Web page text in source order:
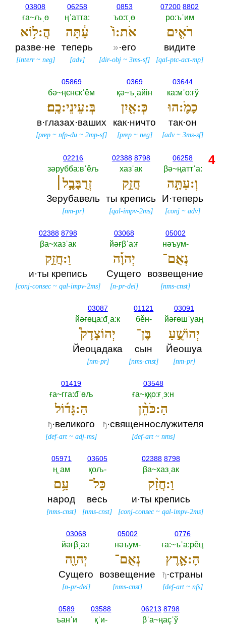
07200 8802
ро:ъˈим
רֹאִ֤ים
видите
[qal-ptc-act-mp]
0853
ъо:τˌө
אֹת:וֹ֙
»·его
[dir-obj ~3ms-sf]
06258
ңˈатта:‎
עַ֔תָּה
теперь
[adv]
03808
ға~љˌө
הֲ:ל֥וֹא
разве·не
[interr~ neg]
03644
ка:мˈо:ғў
כָמֹ֛:הוּ
так·он
[adv~3ms-sf]
0369
қә~ъˌайiн
כְּ:אַ֖יִן
как·ничто
[prep~ neg]
05869
бә~ңєнєкˈěм
בְּ:עֵינֵי:כֶֽם׃
в·глазах·ваших
[prep ~nfp-du ~2mp-sf]
06258
βә~ңаттˈа:‎
וְ:עַתָּ֣ה
И·теперь
[conj ~adv]
02388 8798
хазˈак
חֲזַ֣ק
ты крепись
[qal-impv-2ms]
02216
зәрубба:вˈěљ
זְרֻבָּבֶ֣ל׀
Зерубавель
[nm-pr]
05002
нәъум-‎
נְאֻם־
возвещение
[nms-cnst]
03068
йәғβˈа:ғ
יְהוָ֡ה
Сущего
[n-pr-dei]
02388 8798
βа~хазˈак
וַ:חֲזַ֣ק
и·ты крепись
[conj-consec ~qal-impv-2ms]
03091
йәғөшˈуаң
יְהוֹשֻׁ֣עַ
Йеошуа
[nm-pr]
01121
бěн-‎
בֶּן־
сын
[nms-cnst]
03087
йәғөца:đˌа:к
יְהוֹצָדָק֩
Йеоцадака
[nm-pr]
03548
ға~ққо:ғˌэ:н
הַ:כֹּהֵ֨ן
ђ·священнослужителя
[def-art~ nms]
01419
ға~гга:đˈөљ
הַ:גָּד֜וֹל
ђ·великого
[def-art ~adj-ms]
02388 8798
βа~хазˌак
וַ:חֲזַ֨ק
и·ты крепись
[conj-consec ~qal-impv-2ms]
03605
қољ-‎
כָּל־
весь
[nms-cnst]
05971
ңˌам
עַ֥ם
народ
[nms-cnst]
0776
ға:~ъˈа:рěц
הָ:אָ֛רֶץ
ђ·страны
[def-art~ nfs]
05002
нәъум-‎
נְאֻם־
возвещение
[nms-cnst]
03068
йәғβˌа:ғ
יְהוָ֖ה
Сущего
[n-pr-dei]
06213 8798
βˈа~ңаçˈў
03588
қˈи-‎
0589
ъанˈи
4